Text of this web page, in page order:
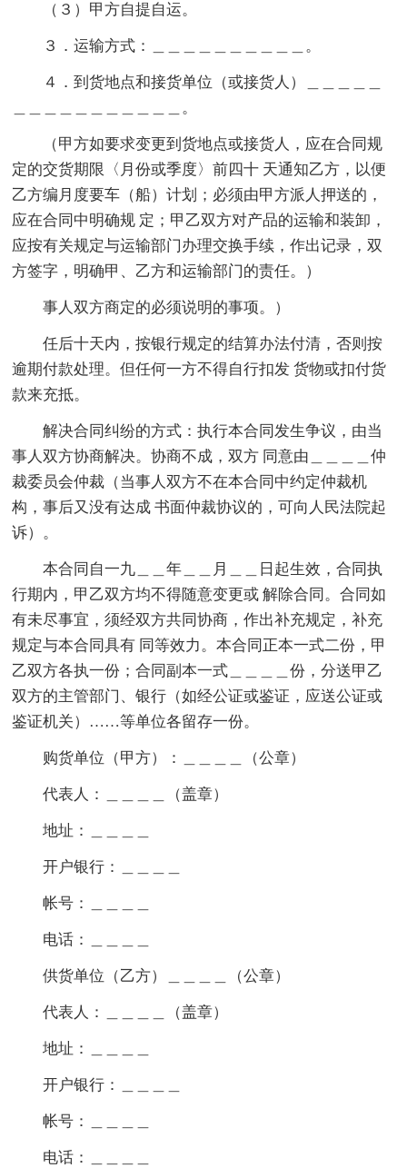
（３）甲方自提自运。
３．运输方式：＿＿＿＿＿＿＿＿＿＿。
４．到货地点和接货单位（或接货人）＿＿＿＿＿
＿＿＿＿＿＿＿＿＿＿＿。
（甲方如要求变更到货地点或接货人，应在合同规
定的交货期限〈月份或季度〉前四十 天通知乙方，以便
乙方编月度要车（船）计划；必须由甲方派人押送的，
应在合同中明确规 定；甲乙双方对产品的运输和装卸，
应按有关规定与运输部门办理交换手续，作出记录，双
方签字，明确甲、乙方和运输部门的责任。）
事人双方商定的必须说明的事项。）
任后十天内，按银行规定的结算办法付清，否则按
逾期付款处理。但任何一方不得自行扣发 货物或扣付货
款来充抵。
解决合同纠纷的方式：执行本合同发生争议，由当
事人双方协商解决。协商不成，双方 同意由＿＿＿＿仲
裁委员会仲裁（当事人双方不在本合同中约定仲裁机
构，事后又没有达成 书面仲裁协议的，可向人民法院起
诉）。
本合同自一九＿＿年＿＿月＿＿日起生效，合同执
行期内，甲乙双方均不得随意变更或 解除合同。合同如
有未尽事宜，须经双方共同协商，作出补充规定，补充
规定与本合同具有 同等效力。本合同正本一式二份，甲
乙双方各执一份；合同副本一式＿＿＿＿份，分送甲乙
双方的主管部门、银行（如经公证或鉴证，应送公证或
鉴证机关）……等单位各留存一份。
购货单位（甲方）：＿＿＿＿（公章）
代表人：＿＿＿＿（盖章）
地址：＿＿＿＿
开户银行：＿＿＿＿
帐号：＿＿＿＿
电话：＿＿＿＿
供货单位（乙方）＿＿＿＿（公章）
代表人：＿＿＿＿（盖章）
地址：＿＿＿＿
开户银行：＿＿＿＿
帐号：＿＿＿＿
电话：＿＿＿＿